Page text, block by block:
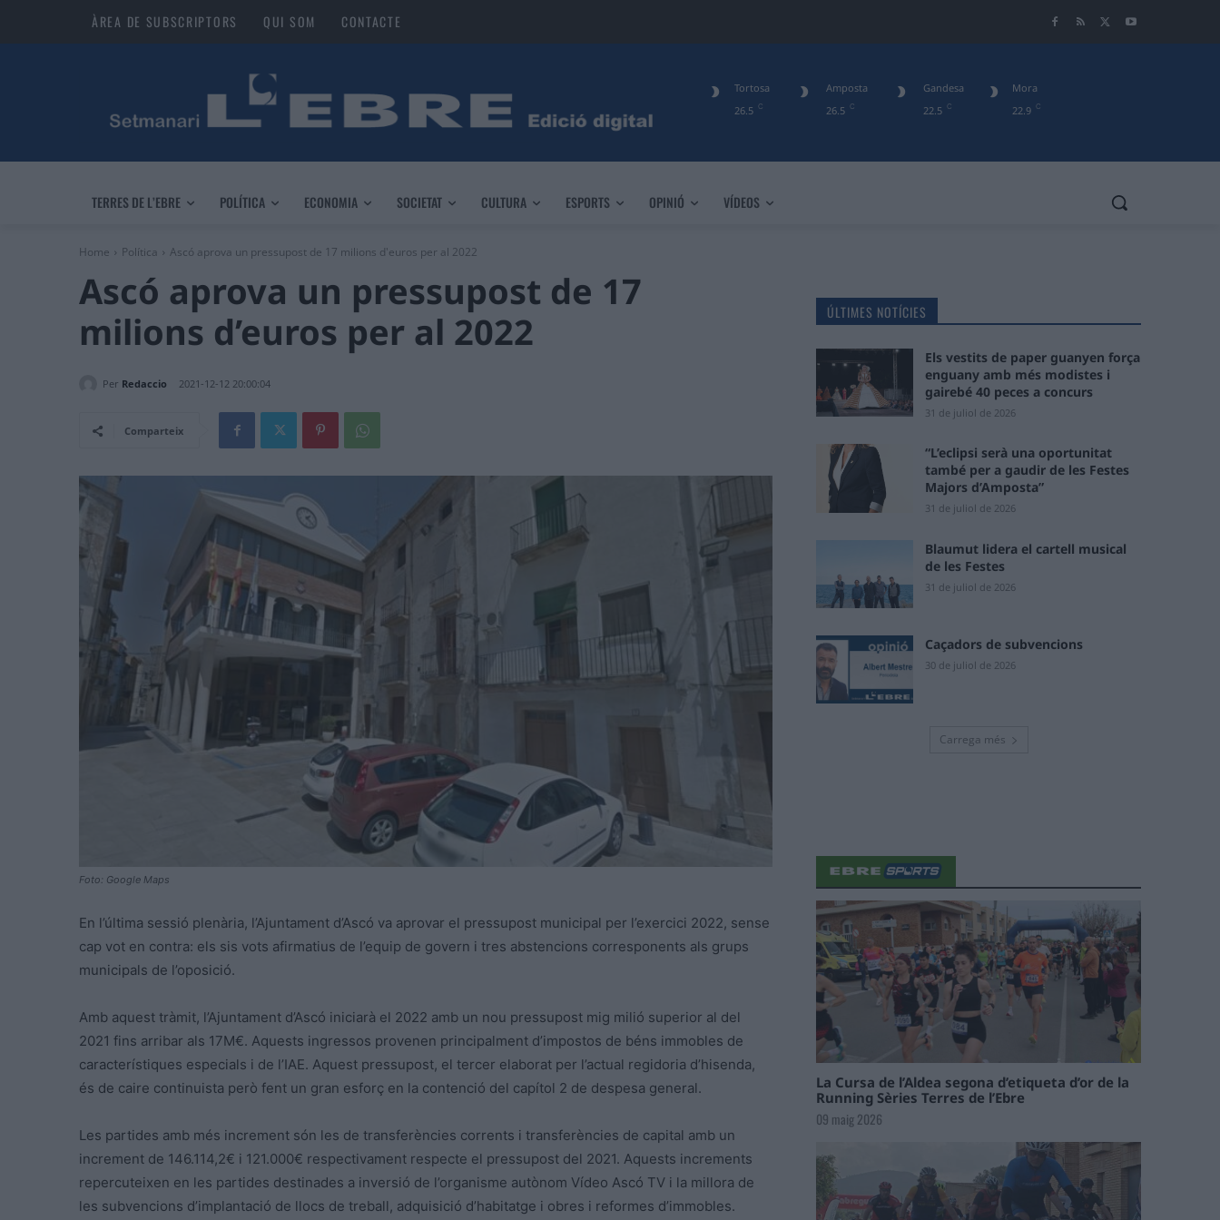
ÀREA DE SUBSCRIPTORS QUI SOM CONTACTE
26.5 C
Tortosa
26.5 C
Amposta
22.5 C
Gandesa
22.9 C
Mora
TERRES DE L’EBRE POLÍTICA ECONOMIA SOCIETAT CULTURA ESPORTS OPINIÓ VÍDEOS
Home Política Ascó aprova un pressupost de 17 milions d'euros per al 2022
Ascó aprova un pressupost de 17
milions d’euros per al 2022
Per Redaccio 2021-12-12 20:00:04
Comparteix
Foto: Google Maps
En l’última sessió plenària, l’Ajuntament d’Ascó va aprovar el pressupost municipal per l’exercici 2022, sense
cap vot en contra: els sis vots afirmatius de l’equip de govern i tres abstencions corresponents als grups
municipals de l’oposició.
Amb aquest tràmit, l’Ajuntament d’Ascó iniciarà el 2022 amb un nou pressupost mig milió superior al del
2021 fins arribar als 17M€. Aquests ingressos provenen principalment d’impostos de béns immobles de
característiques especials i de l’IAE. Aquest pressupost, el tercer elaborat per l’actual regidoria d’hisenda,
és de caire continuista però fent un gran esforç en la contenció del capítol 2 de despesa general.
Les partides amb més increment són les de transferències corrents i transferències de capital amb un
increment de 146.114,2€ i 121.000€ respectivament respecte el pressupost del 2021. Aquests increments
repercuteixen en les partides destinades a inversió de l’organisme autònom Vídeo Ascó TV i la millora de
les subvencions d’implantació de llocs de treball, adquisició d’habitatge i obres i reformes d’immobles.
ÚLTIMES NOTÍCIES
Els vestits de paper guanyen força
enguany amb més modistes i
gairebé 40 peces a concurs
31 de juliol de 2026
“L’eclipsi serà una oportunitat
també per a gaudir de les Festes
Majors d’Amposta”
31 de juliol de 2026
Blaumut lidera el cartell musical
de les Festes
31 de juliol de 2026
Caçadors de subvencions
30 de juliol de 2026
Carrega més
La Cursa de l’Aldea segona d’etiqueta d’or de la
Running Sèries Terres de l’Ebre
09 maig 2026